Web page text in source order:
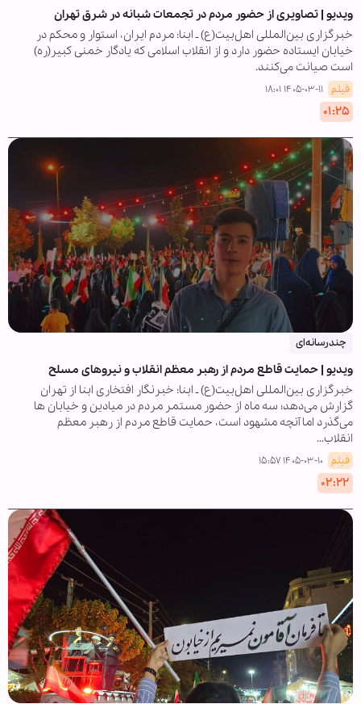
ویدیو | تصاویری از حضور مردم در تجمعات شبانه در شرق تهران
خبرگزاری بین‌المللی اهل‌بیت(ع) ـ ابنا: مردم ایران، استوار و محکم در
خیابان ایستاده حضور دارد و از انقلاب اسلامی که یادگار خمنی کبیر(ره)
است صیانت می‌کنند.
فیلم ۱۴۰۵-۰۳-۱۱ ۱۸:۰۱
۰۱:۲۵
چندرسانه‌ای
ویدیو | حمایت قاطع مردم از رهبر معظم انقلاب و نیروهای مسلح
خبرگزاری بین‌المللی اهل‌بیت(ع) ـ ابنا: خبرنگار افتخاری ابنا از تهران
گزارش می‌دهد؛ سه ماه از حضور مستمر مردم در میادین و خیابان ها
می‌گذرد اما آنچه مشهود است، حمایت قاطع مردم از رهبر معظم
انقلاب…
فیلم ۱۴۰۵-۰۳-۱۰ ۱۵:۵۷
۰۲:۲۲